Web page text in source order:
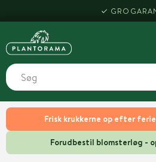
Frisk krukkerne op efter
Forudbestil blomsterløg -
HENT SAMME